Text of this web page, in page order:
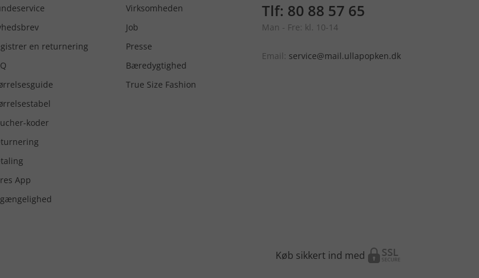
en returnering
koder
App
Virksomheden
Job
Presse
Bæredygtighed
True Size Fashion
Tlf: 80 88 57 65
Man - Fre: kl. 10-14
Email: service@mail.ullapopken.dk
Køb sikkert ind med